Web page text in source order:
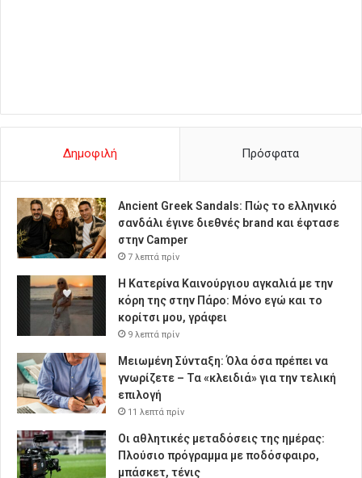
Δημοφιλή Πρόσφατα
Ancient Greek Sandals: Πώς το ελληνικό
σανδάλι έγινε διεθνές brand και έφτασε
στην Camper
7 λεπτά πρίν
Η Κατερίνα Καινούργιου αγκαλιά με την
κόρη της στην Πάρο: Μόνο εγώ και το
κορίτσι μου, γράφει
9 λεπτά πρίν
Μειωμένη Σύνταξη: Όλα όσα πρέπει να
γνωρίζετε – Τα «κλειδιά» για την τελική
επιλογή
11 λεπτά πρίν
Οι αθλητικές μεταδόσεις της ημέρας:
Πλούσιο πρόγραμμα με ποδόσφαιρο,
μπάσκετ, τένις